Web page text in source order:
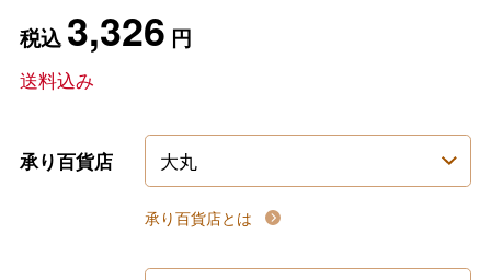
税込3,326 円
送料込み
承り百貨店
承り百貨店とは